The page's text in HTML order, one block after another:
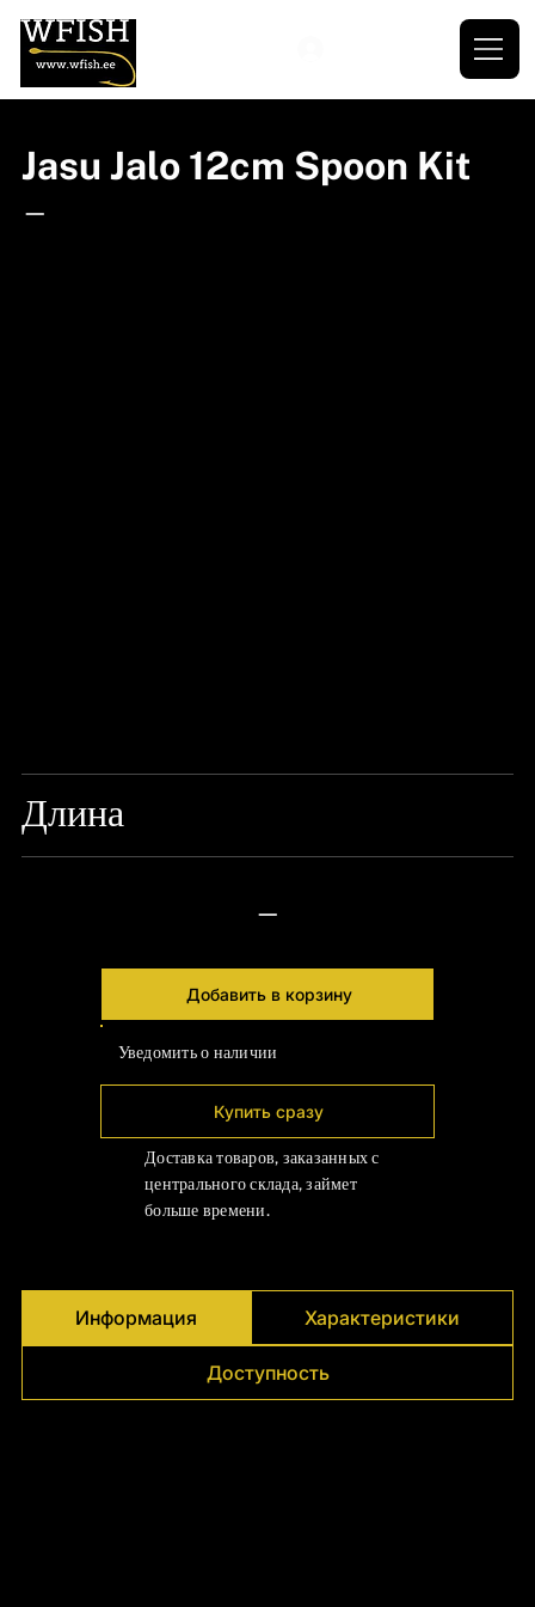
Длина
—
Добавить в корзину
Уведомить о наличии
Купить сразу
Доставка товаров, заказанных с
центрального склада, займет
больше времени.
Информация Характеристики
Доступность
Jasu Jalo 12cm Spoon Kit
—